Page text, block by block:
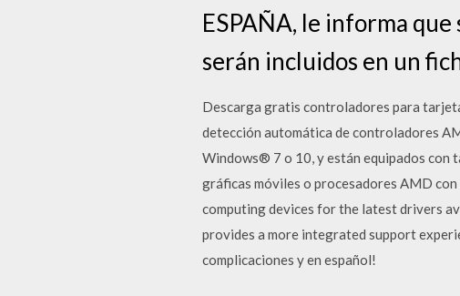
ESPAÑA, le informa
serán incluidos en un
Descarga gratis controladores para
detección automática de controladores
Windows® 7 o 10, y están equipados con
gráficas móviles o procesadores AMD
computing devices for the latest drivers
provides a more integrated support
complicaciones y en español!